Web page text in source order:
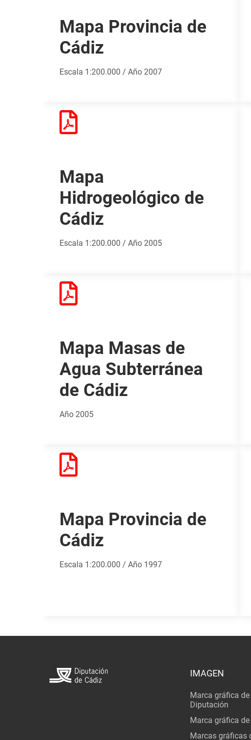
Mapa Provincia de
Cádiz
Escala 1:200.000 / Año 2007
Mapa
Hidrogeológico de
Cádiz
Escala 1:200.000 / Año 2005
Mapa Masas de
Agua Subterránea
de Cádiz
Año 2005
Mapa Provincia de
Cádiz
Escala 1:200.000 / Año 1997
IMAGEN
Marca gráfica de
Diputación
Marca gráfica
Marcas gráficas